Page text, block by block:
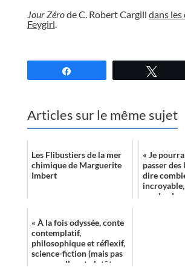
Jour Zérode C. Robert Cargill dans
Feygirl.
Articles sur le même sujet
Les Flibustiers de la mer
chimique de Marguerite
Imbert
« Je
passer des
dire
que le
« À la fois odyssée, conte
contemplatif,
philosophique et réflexif,
science-fiction (mais pas
que car elle est plutôt un